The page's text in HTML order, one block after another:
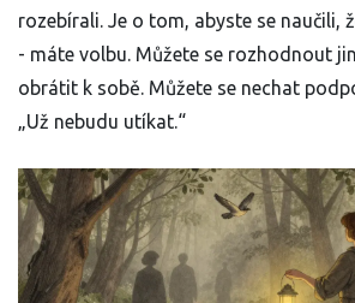
rozebírali. Je o tom, abyste se naučili,
- máte volbu. Můžete se rozhodnout
obrátit k sobě. Můžete se nechat
„Už nebudu utíkat.“